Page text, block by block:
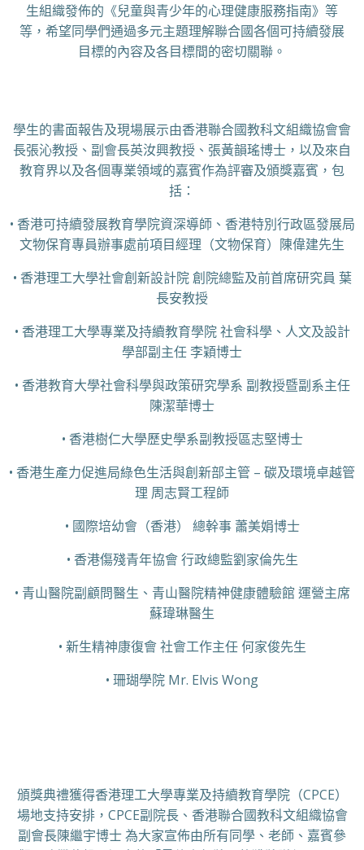
生組織發佈的《兒童與青少年的心理健康服務指南》等
等，希望同學們通過多元主題理解聯合國各個可持續發展
目標的內容及各目標間的密切關聯。
學生的書面報告及現場展示由香港聯合國教科文組織協會會
長張沁教授、副會長英汝興教授、張黃韻瑤博士，以及來自
教育界以及各個專業領域的嘉賓作為評審及頒獎嘉賓，包
括：
• 香港可持續發展教育學院資深導師、香港特別行政區發展局
文物保育專員辦事處前項目經理（文物保育）陳偉建先生
• 香港理工大學社會創新設計院 創院總監及前首席研究員 葉
長安教授
• 香港理工大學專業及持續教育學院 社會科學、人文及設計
學部副主任 李穎博士
• 香港教育大學社會科學與政策研究學系 副教授暨副系主任
陳潔華博士
• 香港樹仁大學歷史學系副教授區志堅博士
• 香港生產力促進局綠色生活與創新部主管 – 碳及環境卓越管
理 周志賢工程師
• 國際培幼會（香港） 總幹事 蕭美娟博士
• 香港傷殘青年協會 行政總監劉家倫先生
• 青山醫院副顧問醫生、青山醫院精神健康體驗館 運營主席
蘇瑋琳醫生
• 新生精神康復會 社會工作主任 何家俊先生
• 珊瑚學院 Mr. Elvis Wong
頒獎典禮獲得香港理工大學專業及持續教育學院（CPCE）
場地支持安排，CPCE副院長、香港聯合國教科文組織協會
副會長陳繼宇博士 為大家宣佈由所有同學、老師、嘉賓參